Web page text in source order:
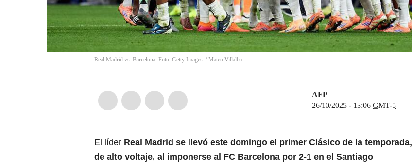
Real Madrid vs. Barcelona. Foto: Getty Images. / Mateo Villalba
AFP
26/10/2025 - 13:06 GMT-5
El líder Real Madrid se llevó este domingo el primer Clásico de la temporada,
de alto voltaje, al imponerse al FC Barcelona por 2-1 en el Santiago